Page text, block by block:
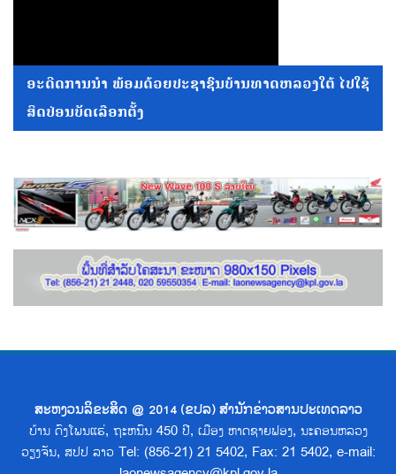
ອະດີດການນໍາ ພ້ອມດ້ວຍປະຊາຊົນບ້ານທາດຫລວງໃຕ້ ໄປໃຊ້
ສິດປ່ອນບັດເລືອກຕັ້ງ
ສະຫງວນລິຂະສິດ @ 2014 (ຂປລ) ສຳນັກຂ່າວສານປະເທດລາວ
ບ້ານ ດົງໂພນແຮ່, ຖະຫນົນ 450 ປີ, ເມືອງ ຫາດຊາຍຟອງ, ນະຄອນຫລວງ
ວຽງຈັນ, ສປປ ລາວ Tel: (856-21) 21 5402, Fax: 21 5402, e-mail: